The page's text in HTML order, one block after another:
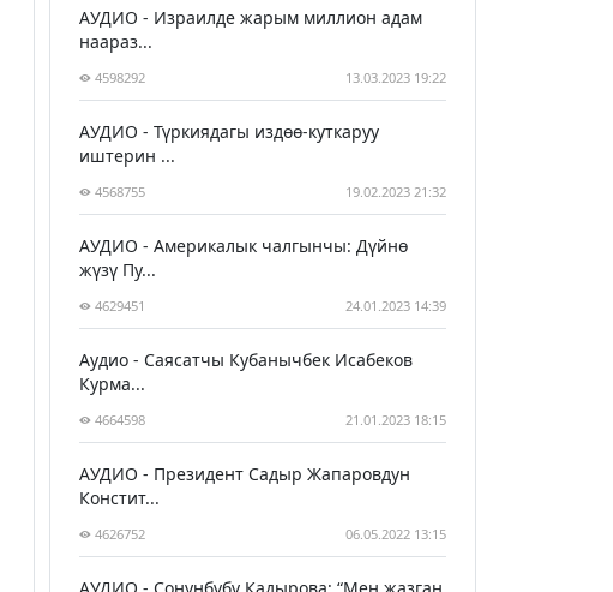
АУДИО - Израилде жарым миллион адам
наараз...
4598292 13.03.2023 19:22
АУДИО - Түркиядагы издөө-куткаруу
иштерин ...
4568755 19.02.2023 21:32
АУДИО - Америкалык чалгынчы: Дүйнө
жүзү Пу...
4629451 24.01.2023 14:39
Аудио - Саясатчы Кубанычбек Исабеков
Курма...
4664598 21.01.2023 18:15
АУДИО - Президент Садыр Жапаровдун
Констит...
4626752 06.05.2022 13:15